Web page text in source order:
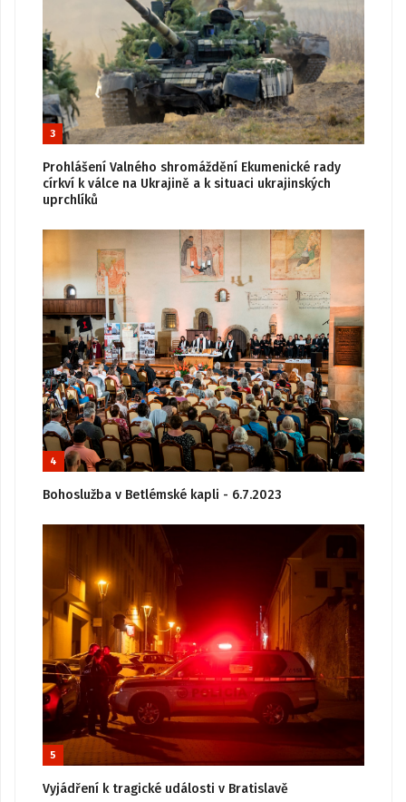
3
Prohlášení Valného shromáždění Ekumenické rady
církví k válce na Ukrajině a k situaci ukrajinských
uprchlíků
4
Bohoslužba v Betlémské kapli - 6.7.2023
5
Vyjádření k tragické události v Bratislavě